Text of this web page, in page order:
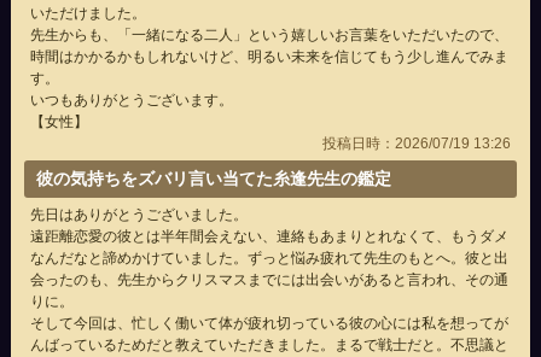
いただけました。
先生からも、「一緒になる二人」という嬉しいお言葉をいただいたので、
時間はかかるかもしれないけど、明るい未来を信じてもう少し進んでみま
す。
いつもありがとうございます。
【女性】
投稿日時：2026/07/19 13:26
彼の気持ちをズバリ言い当てた糸逢先生の鑑定
先日はありがとうございました。
遠距離恋愛の彼とは半年間会えない、連絡もあまりとれなくて、もうダメ
なんだなと諦めかけていました。ずっと悩み疲れて先生のもとへ。彼と出
会ったのも、先生からクリスマスまでには出会いがあると言われ、その通
りに。
そして今回は、忙しく働いて体が疲れ切っている彼の心には私を想ってが
んばっているためだと教えていただきました。まるで戦士だと。不思議と